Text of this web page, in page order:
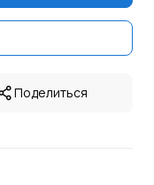
Поделиться